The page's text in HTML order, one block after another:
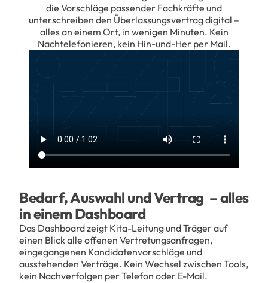
die Vorschläge passender Fachkräfte und
unterschreiben den Überlassungsvertrag digital –
alles an einem Ort, in wenigen Minuten. Kein
Nachtelefonieren, kein Hin-und-Her per Mail.
Bedarf, Auswahl und Vertrag – alles
in einem Dashboard
Das Dashboard zeigt Kita-Leitung und Träger auf
einen Blick alle offenen Vertretungsanfragen,
eingegangenen Kandidatenvorschläge und
ausstehenden Verträge. Kein Wechsel zwischen Tools,
kein Nachverfolgen per Telefon oder E-Mail.